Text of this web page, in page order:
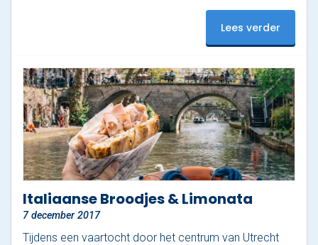
mooiste grachten van de stad laten zien. Wij raden
met dit arrangement maximaal 32 personen per boot
aan. Wat je krijgt Tapas van Eetwinkel DADO en
drankjes…
Lees verder
Italiaanse Broodjes & Limonata
7 december 2017
Tijdens een vaartocht door het centrum van Utrecht